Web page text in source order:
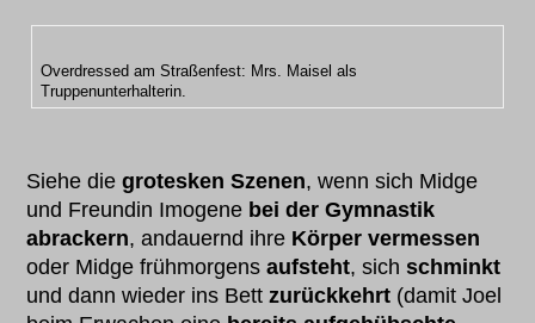
Overdressed am Straßenfest: Mrs. Maisel als
Truppenunterhalterin.
Siehe diegrotesken Szenen, wenn sich Midge
und Freundin Imogene bei der Gymnastik
abrackern, andauernd ihre Körper vermessen
oder Midge frühmorgensaufsteht, sichschminkt
und dann wieder ins Bettzurückkehrt (damit Joel